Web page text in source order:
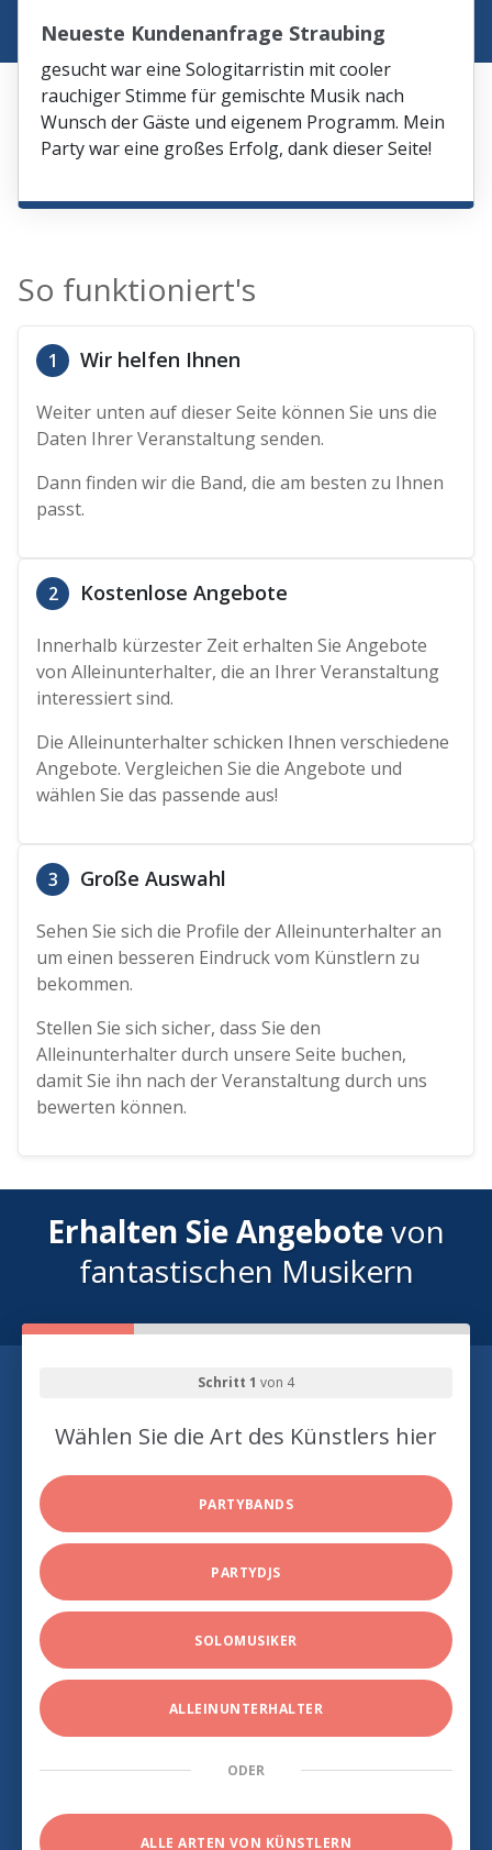
Neueste Kundenanfrage Straubing
gesucht war eine Sologitarristin mit cooler
rauchiger Stimme für gemischte Musik nach
Wunsch der Gäste und eigenem Programm. Mein
Party war eine großes Erfolg, dank dieser Seite!
So funktioniert's
1 Wir helfen Ihnen
Weiter unten auf dieser Seite können Sie uns die
Daten Ihrer Veranstaltung senden.
Dann finden wir die Band, die am besten zu Ihnen
passt.
2 Kostenlose Angebote
Innerhalb kürzester Zeit erhalten Sie Angebote
von Alleinunterhalter, die an Ihrer Veranstaltung
interessiert sind.
Die Alleinunterhalter schicken Ihnen verschiedene
Angebote. Vergleichen Sie die Angebote und
wählen Sie das passende aus!
3 Große Auswahl
Sehen Sie sich die Profile der Alleinunterhalter an
um einen besseren Eindruck vom Künstlern zu
bekommen.
Stellen Sie sich sicher, dass Sie den
Alleinunterhalter durch unsere Seite buchen,
damit Sie ihn nach der Veranstaltung durch uns
bewerten können.
Erhalten Sie Angebotevon
fantastischen Musikern
Schritt 1 von 4
Wählen Sie die Art des Künstlers hier
PARTYBANDS
PARTYDJS
SOLOMUSIKER
ALLEINUNTERHALTER
ODER
ALLE ARTEN VON KÜNSTLERN